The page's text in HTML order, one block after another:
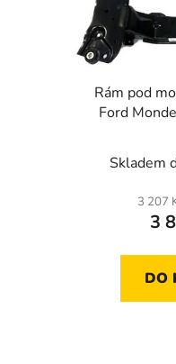
o
Rám pod
Ford
Skladem
3 207
3
DO